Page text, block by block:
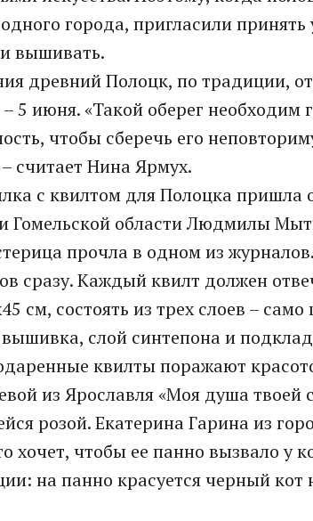
города, пригласили принять
вышивать.
древний Полоцк, по традиции,
5 июня. «Такой оберег необходим
чтобы сберечь его
считает Нина Ярмух.
с квилтом для Полоцка
Гомельской области Людмилы
прочла в одном из
сразу. Каждый квилт должен
см, состоять из трех слоев –
слой синтепона и
квилты поражают
из Ярославля «Моя душа твоей
розой. Екатерина Гарина из
хочет, чтобы ее панно вызвало у
на панно красуется черный кот